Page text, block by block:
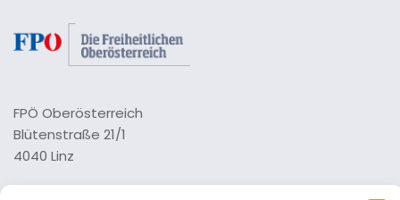
FPÖ Oberösterreich
Blütenstraße 21/1
4040 Linz
Tel.: 0732 73 64 26 0